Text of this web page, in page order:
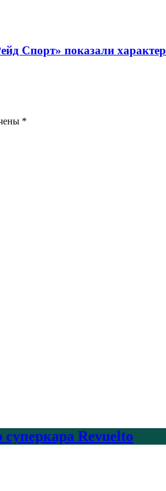
Спорт» показали характер
*
Revuelto